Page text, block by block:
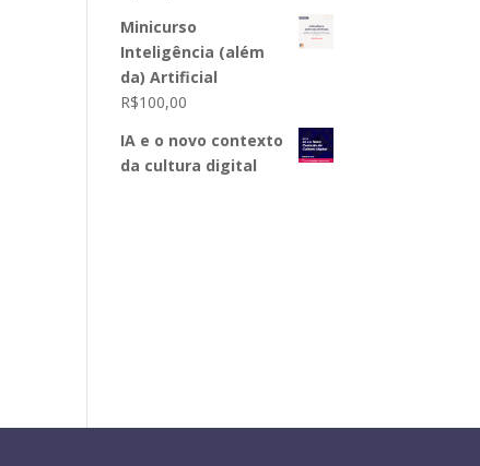
Minicurso
Inteligência (além
da) Artificial
R$100,00
IA e o novo contexto
da cultura digital